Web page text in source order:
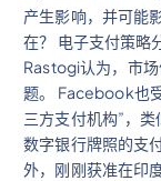
产生影响，并可能
在？ 电子支付策略
Rastogi认为，市
题。 Facebook也
三方支付机构”，
数字银行牌照的支
外，刚刚获准在印